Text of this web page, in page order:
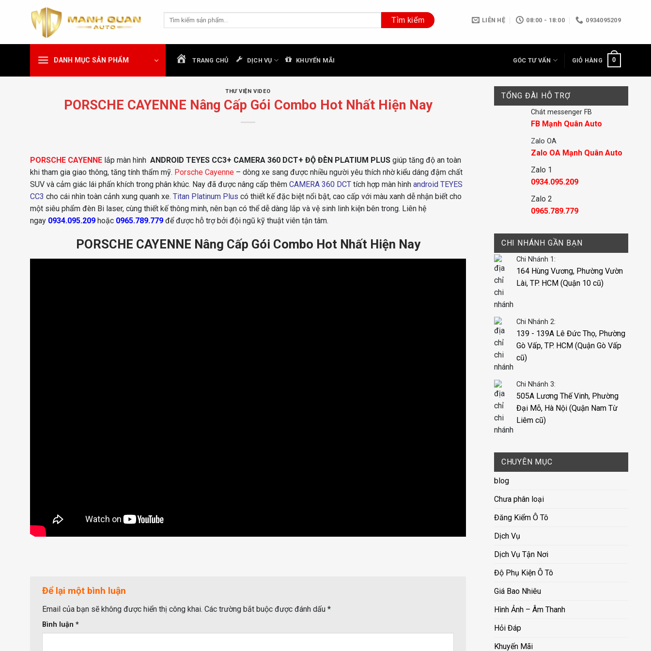
dung
Tìm
LIÊN HỆ 08:00 - 18:00 0934095209
DANH MỤC SẢN PHẨM TRANG CHỦ DỊCH VỤ KHUYẾN MÃI GÓC TƯ VẤN GIỎ HÀNG 0
THƯ VIỆN VIDEO
PORSCHE CAYENNE Nâng Cấp Gói Combo Hot Nhất Hiện Nay
PORSCHE CAYENNE lắp màn hình ANDROID TEYES CC3+ CAMERA 360 DCT+ ĐỘ ĐÈN PLATIUM PLUS giúp tăng độ an toàn
khi tham gia giao thông, tăng tính thẩm mỹ. Porsche Cayenne – dòng xe sang được nhiều người yêu thích nhờ kiểu dáng đậm chất
SUV và cảm giác lái phấn khích trong phân khúc. Nay đã được nâng cấp thêm CAMERA 360 DCT tích hợp màn hình android TEYES
CC3 cho cái nhìn toàn cảnh xung quanh xe. Titan Platinum Plus có thiết kế đặc biệt nổi bật, cao cấp với màu xanh dễ nhận biết cho
một siêu phẩm đèn Bi laser, cùng thiết kế thông minh, nên bạn có thể dễ dàng lắp và vệ sinh linh kiện bên trong. Liên hệ
ngay 0934.095.209 hoặc 0965.789.779 để được hỗ trợ bởi đội ngũ kỹ thuật viên tận tâm.
PORSCHE CAYENNE Nâng Cấp Gói Combo Hot Nhất Hiện Nay
Để lại một bình luận
Email của bạn sẽ không được hiển thị công khai. Các trường bắt buộc được đánh dấu *
Bình luận *
TỔNG ĐÀI HỖ TRỢ
Chát messenger FB
FB Mạnh Quân Auto
Zalo OA
Zalo OA Mạnh Quân Auto
Zalo 1
0934.095.209
Zalo 2
0965.789.779
CHI NHÁNH GẦN BẠN
Chi Nhánh 1:
164 Hùng Vương, Phường Vườn
Lài, TP. HCM (Quận 10 cũ)
Chi Nhánh 2:
139 - 139A Lê Đức Thọ, Phường
Gò Vấp, TP. HCM (Quận Gò Vấp
cũ)
Chi Nhánh 3:
505A Lương Thế Vinh, Phường
Đại Mỗ, Hà Nội (Quận Nam Từ
Liêm cũ)
CHUYÊN MỤC
blog
Chưa phân loại
Đăng Kiểm Ô Tô
Dịch Vụ
Dịch Vụ Tận Nơi
Độ Phụ Kiện Ô Tô
Giá Bao Nhiêu
Hình Ảnh – Âm Thanh
Hỏi Đáp
Khuyến Mãi